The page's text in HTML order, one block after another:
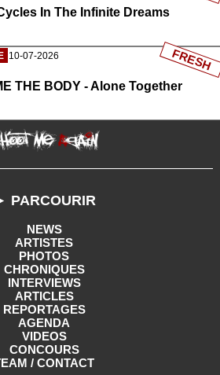
In The Infinite Dreams
10-07-2026
THE BODY - Alone Together
FRESH
PARCOURIR
NEWS
ARTISTES
PHOTOS
CHRONIQUES
INTERVIEWS
ARTICLES
REPORTAGES
AGENDA
VIDEOS
CONCOURS
/ CONTACT